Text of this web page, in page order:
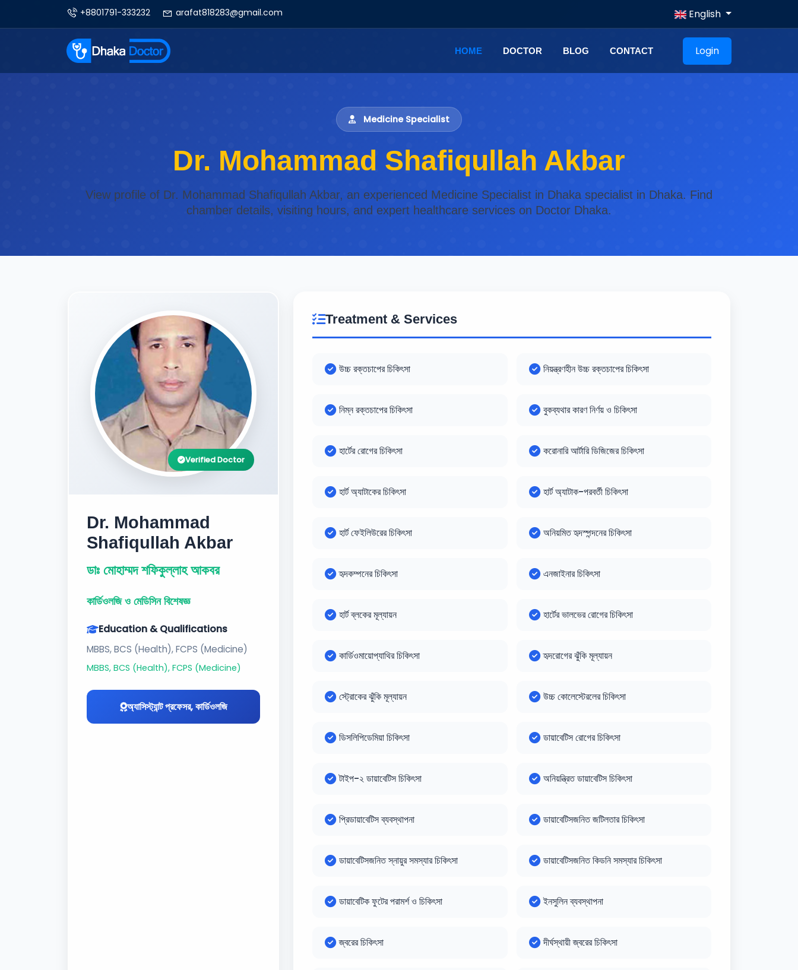
+8801791-333232 arafat818283@gmail.com English
HOME DOCTOR BLOG CONTACT Login
Medicine Specialist
Dr. Mohammad Shafiqullah Akbar
View profile of Dr. Mohammad Shafiqullah Akbar, an experienced Medicine Specialist in Dhaka specialist in Dhaka. Find
chamber details, visiting hours, and expert healthcare services on Doctor Dhaka.
Verified Doctor
Dr. Mohammad
Shafiqullah Akbar
ডাঃ মোহাম্মদ শফিকুল্লাহ আকবর
কার্ডিওলজি ও মেডিসিন বিশেষজ্ঞ
Education & Qualifications
MBBS, BCS (Health), FCPS (Medicine)
MBBS, BCS (Health), FCPS (Medicine)
অ্যাসিস্ট্যান্ট প্রফেসর, কার্ডিওলজি
Treatment & Services
উচ্চ রক্তচাপের চিকিৎসা নিয়ন্ত্রণহীন উচ্চ রক্তচাপের চিকিৎসা
নিম্ন রক্তচাপের চিকিৎসা বুকব্যথার কারণ নির্ণয় ও চিকিৎসা
হার্টের রোগের চিকিৎসা করোনারি আর্টারি ডিজিজের চিকিৎসা
হার্ট অ্যাটাকের চিকিৎসা হার্ট অ্যাটাক-পরবর্তী চিকিৎসা
হার্ট ফেইলিউরের চিকিৎসা অনিয়মিত হৃদস্পন্দনের চিকিৎসা
হৃদকম্পনের চিকিৎসা এনজাইনার চিকিৎসা
হার্ট ব্লকের মূল্যায়ন হার্টের ভালভের রোগের চিকিৎসা
কার্ডিওমায়োপ্যাথির চিকিৎসা হৃদরোগের ঝুঁকি মূল্যায়ন
স্ট্রোকের ঝুঁকি মূল্যায়ন উচ্চ কোলেস্টেরলের চিকিৎসা
ডিসলিপিডেমিয়া চিকিৎসা ডায়াবেটিস রোগের চিকিৎসা
টাইপ-২ ডায়াবেটিস চিকিৎসা অনিয়ন্ত্রিত ডায়াবেটিস চিকিৎসা
প্রিডায়াবেটিস ব্যবস্থাপনা ডায়াবেটিসজনিত জটিলতার চিকিৎসা
ডায়াবেটিসজনিত স্নায়ুর সমস্যার চিকিৎসা ডায়াবেটিসজনিত কিডনি সমস্যার চিকিৎসা
ডায়াবেটিক ফুটের পরামর্শ ও চিকিৎসা ইনসুলিন ব্যবস্থাপনা
জ্বরের চিকিৎসা দীর্ঘস্থায়ী জ্বরের চিকিৎসা